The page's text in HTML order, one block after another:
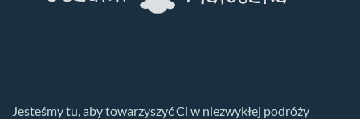
Jesteśmy tu, aby towarzyszyć Ci w niezwykłej podróży